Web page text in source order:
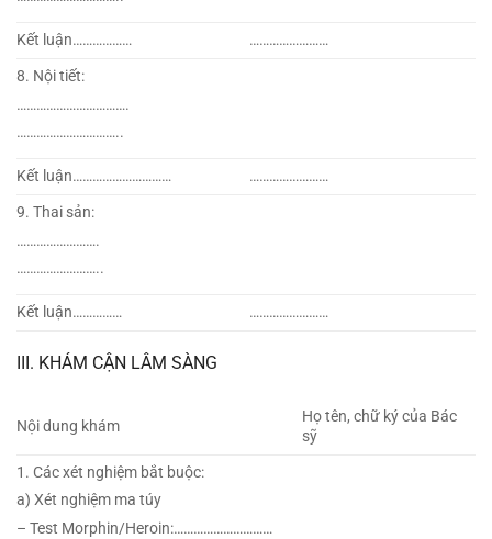
Kết luận………………
……………………
8. Nội tiết:
…………………………….
…………………………..
Kết luận…………………………
……………………
9. Thai sản:
…………………….
……………………..
Kết luận…………… ……………………
III. KHÁM CẬN LÂM SÀNG
Nội dung khám
Họ tên, chữ ký của Bác
sỹ
1. Các xét nghiệm bắt buộc:
a) Xét nghiệm ma túy
– Test Morphin/Heroin:…………………………